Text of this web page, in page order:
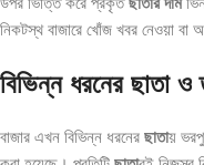
নিকটস্থ বাজারে খোঁজ খবর নেওয়া বা
বিভিন্ন ধরনের ছাতা ও
বাজার এখন বিভিন্ন ধরনের ছাতায়